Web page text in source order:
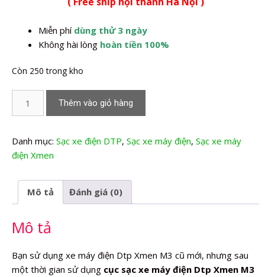
280.000,0₫.
Miễn phí dùng thử 3 ngày
Không hài lòng hoàn tiền 100%
Còn 250 trong kho
điện
Dtp
M3
Thêm vào giỏ hàng
Danh mục: Sạc xe điện DTP, Sạc xe máy điện, Sạc xe máy
điện Xmen
Mô tả Đánh giá (0)
Mô tả
Bạn sử dụng xe máy điện Dtp Xmen M3 cũ mới, nhưng sau
một thời gian sử dụng cục sạc xe máy điện Dtp Xmen M3